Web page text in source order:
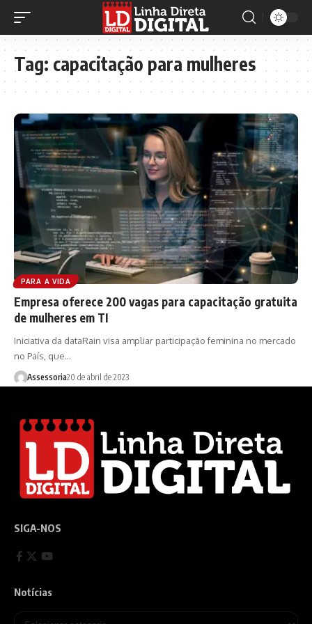
Tag: capacitação para mulheres
PARA A VIDA
Empresa oferece 200 vagas para capacitação gratuita
de mulheres em TI
Iniciativa da dataRain visa ampliar participação feminina no mercado
no País, que…
Assessoria20 de abril de 2023
SIGA-NOS
Notícias